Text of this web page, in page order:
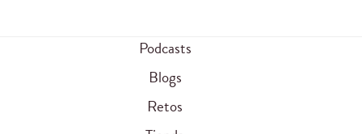
Podcasts
Blogs
Retos